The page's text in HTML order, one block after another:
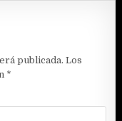
publicada. Los
*